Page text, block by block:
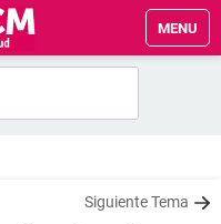
MENU
Siguiente Tema